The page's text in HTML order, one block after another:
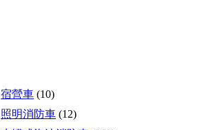
宿營車 (10)
照明消防車 (12)